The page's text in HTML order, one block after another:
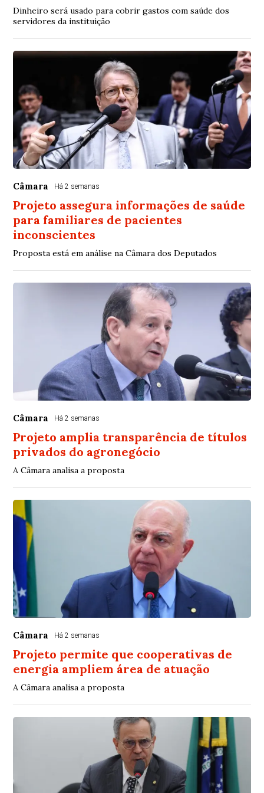
Dinheiro será usado para cobrir gastos com saúde dos
servidores da instituição
Câmara Há 2 semanas
Projeto assegura informações de saúde
para familiares de pacientes
inconscientes
Proposta está em análise na Câmara dos Deputados
Câmara Há 2 semanas
Projeto amplia transparência de títulos
privados do agronegócio
A Câmara analisa a proposta
Câmara Há 2 semanas
Projeto permite que cooperativas de
energia ampliem área de atuação
A Câmara analisa a proposta